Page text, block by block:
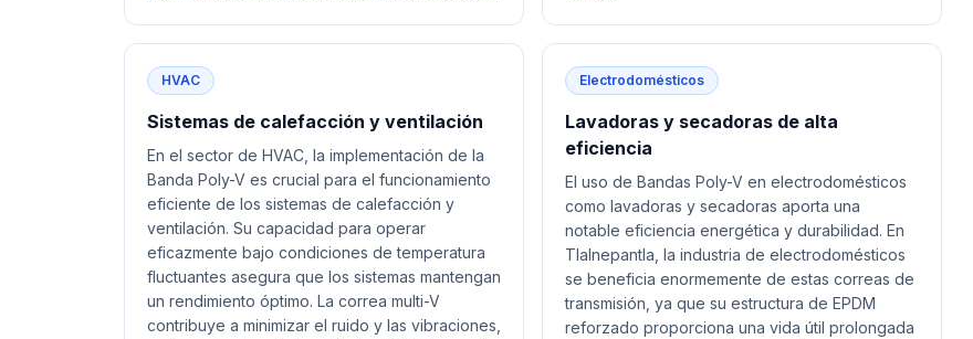
HVAC
Sistemas de calefacción y ventilación
En el sector de HVAC, la implementación de la
Banda Poly-V es crucial para el funcionamiento
eficiente de los sistemas de calefacción y
ventilación. Su capacidad para operar
eficazmente bajo condiciones de temperatura
fluctuantes asegura que los sistemas mantengan
un rendimiento óptimo. La correa multi-V
contribuye a minimizar el ruido y las vibraciones,
Electrodomésticos
Lavadoras y secadoras de alta
eficiencia
El uso de Bandas Poly-V en electrodomésticos
como lavadoras y secadoras aporta una
notable eficiencia energética y durabilidad. En
Tlalnepantla, la industria de electrodomésticos
se beneficia enormemente de estas correas de
transmisión, ya que su estructura de EPDM
reforzado proporciona una vida útil prolongada